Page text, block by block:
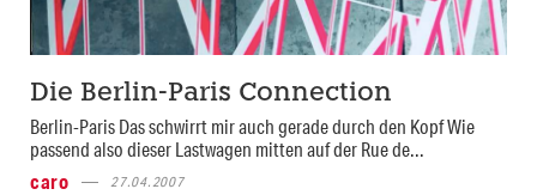
Die Berlin-Paris Connection
Berlin-Paris Das schwirrt mir auch gerade durch den Kopf Wie
passend also dieser Lastwagen mitten auf der Rue de...
caro
27.04.2007